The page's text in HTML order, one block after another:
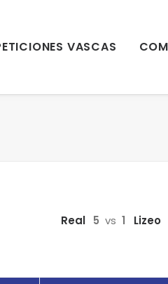
VASCAS
Real 5 vs 1 Lizeo